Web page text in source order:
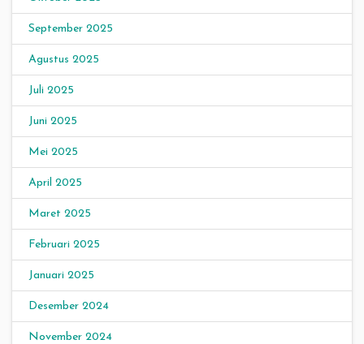
September 2025
Agustus 2025
Juli 2025
Juni 2025
Mei 2025
April 2025
Maret 2025
Februari 2025
Januari 2025
Desember 2024
November 2024